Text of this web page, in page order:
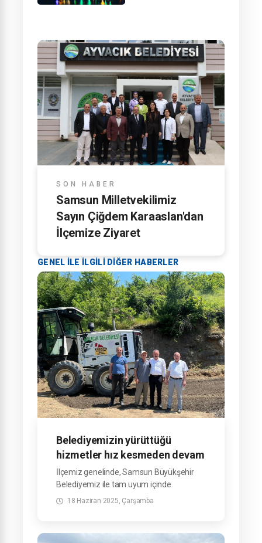
SON HABER
Samsun Milletvekilimiz
Sayın Çiğdem Karaaslan'dan
İlçemize Ziyaret
GENEL ILE ILGILI DIĞER HABERLER
Belediyemizin yürüttüğü
hizmetler hız kesmeden devam
ediyor.
İlçemiz genelinde, Samsun Büyükşehir
Belediyemiz ile tam uyum içinde
yürüttüğümüz hizmetler hız kesmeden
18 Haziran 2025, Çarşamba